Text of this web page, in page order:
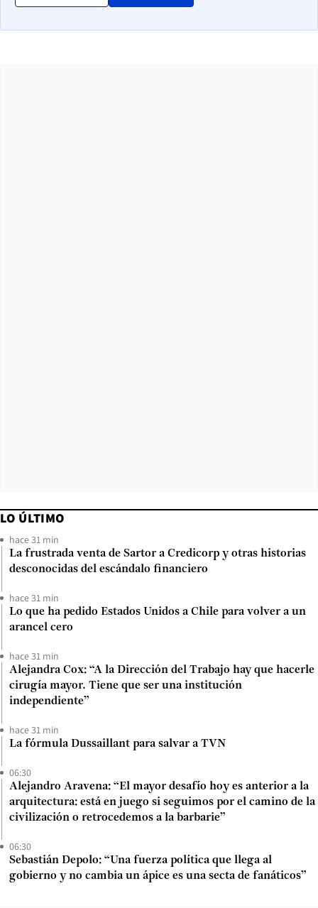
LO ÚLTIMO
hace 31 min
La frustrada venta de Sartor a Credicorp y otras historias
desconocidas del escándalo financiero
hace 31 min
Lo que ha pedido Estados Unidos a Chile para volver a un
arancel cero
hace 31 min
Alejandra Cox: “A la Dirección del Trabajo hay que hacerle
cirugía mayor. Tiene que ser una institución
independiente”
hace 31 min
La fórmula Dussaillant para salvar a TVN
06:30
Alejandro Aravena: “El mayor desafío hoy es anterior a la
arquitectura: está en juego si seguimos por el camino de la
civilización o retrocedemos a la barbarie”
06:30
Sebastián Depolo: “Una fuerza política que llega al
gobierno y no cambia un ápice es una secta de fanáticos”